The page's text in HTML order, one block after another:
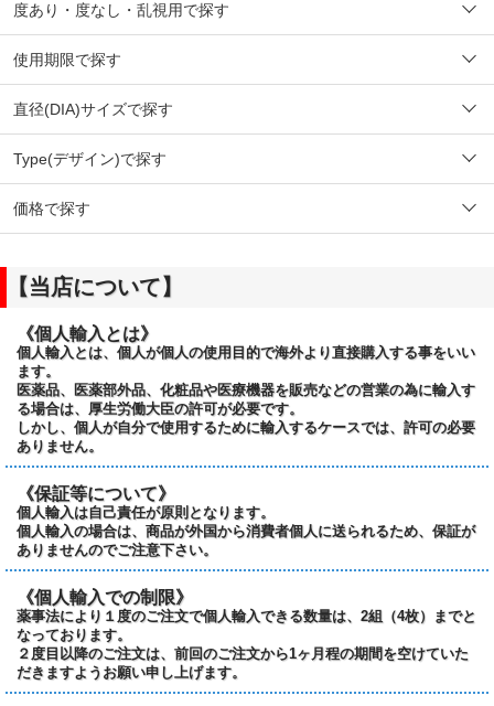
度あり・度なし・乱視用で探す
使用期限で探す
直径(DIA)サイズで探す
Type(デザイン)で探す
価格で探す
【当店について】
《個人輸入とは》
個人輸入とは、個人が個人の使用目的で海外より直接購入する事をいい
ます。
医薬品、医薬部外品、化粧品や医療機器を販売などの営業の為に輸入す
る場合は、厚生労働大臣の許可が必要です。
しかし、個人が自分で使用するために輸入するケースでは、許可の必要
ありません。
《保証等について》
個人輸入は自己責任が原則となります。
個人輸入の場合は、商品が外国から消費者個人に送られるため、保証が
ありませんのでご注意下さい。
《個人輸入での制限》
薬事法により１度のご注文で個人輸入できる数量は、2組（4枚）までと
なっております。
２度目以降のご注文は、前回のご注文から1ヶ月程の期間を空けていた
だきますようお願い申し上げます。